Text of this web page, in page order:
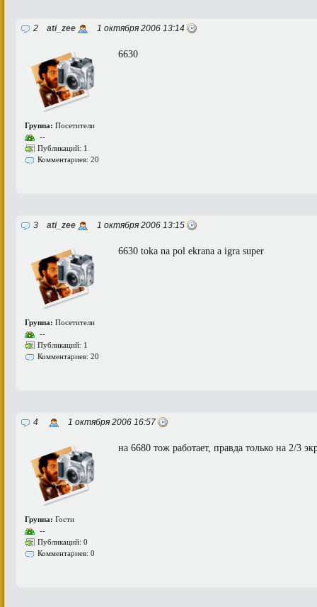
2 ati_zee 1 октября 2006 13:14
Группа: Посетители
--
Публикаций: 1
Комментариев: 20
6630
3 ati_zee 1 октября 2006 13:15
Группа: Посетители
--
Публикаций: 1
Комментариев: 20
6630 toka na pol ekrana a igra super
4 1 октября 2006 16:57
Группа: Гости
--
Публикаций: 0
Комментариев: 0
на 6680 тож работает, правда только на 2/3